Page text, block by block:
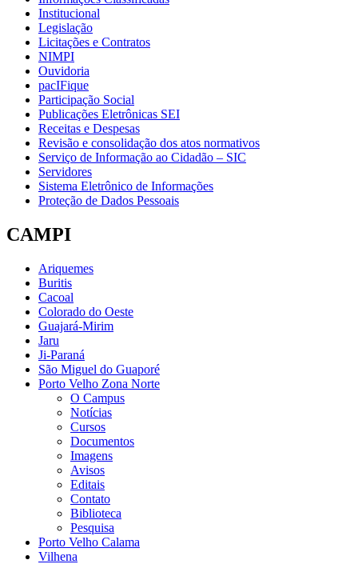
Institucional
Legislação
Licitações e Contratos
NIMPI
Ouvidoria
pacIFique
Participação Social
Publicações Eletrônicas SEI
Receitas e Despesas
Revisão e consolidação dos atos normativos
Serviço de Informação ao Cidadão – SIC
Servidores
Sistema Eletrônico de Informações
Proteção de Dados Pessoais
CAMPI
Ariquemes
Buritis
Cacoal
Colorado do Oeste
Guajará-Mirim
Jaru
Ji-Paraná
São Miguel do Guaporé
Porto Velho Zona Norte
O Campus
Notícias
Cursos
Documentos
Imagens
Avisos
Editais
Contato
Biblioteca
Pesquisa
Porto Velho Calama
Vilhena